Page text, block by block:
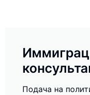
Подача на